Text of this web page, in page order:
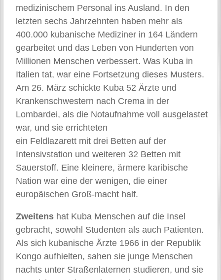
medizinischem Personal ins Ausland. In den
letzten sechs Jahrzehnten haben mehr als
400.000 kubanische Mediziner in 164 Ländern
gearbeitet und das Leben von Hunderten von
Millionen Menschen verbessert. Was Kuba in
Italien tat, war eine Fortsetzung dieses Musters.
Am 26. März schickte Kuba 52 Ärzte und
Krankenschwestern nach Crema in der
Lombardei, als die Notaufnahme voll ausgelastet
war, und sie errichteten
ein Feldlazarett mit drei Betten auf der
Intensivstation und weiteren 32 Betten mit
Sauerstoff. Eine kleinere, ärmere karibische
Nation war eine der wenigen, die einer
europäischen Groß-macht half.
Zweitens hat Kuba Menschen auf die Insel
gebracht, sowohl Studenten als auch Patienten.
Als sich kubanische Ärzte 1966 in der Republik
Kongo aufhielten, sahen sie junge Menschen
nachts unter Straßenlaternen studieren, und sie